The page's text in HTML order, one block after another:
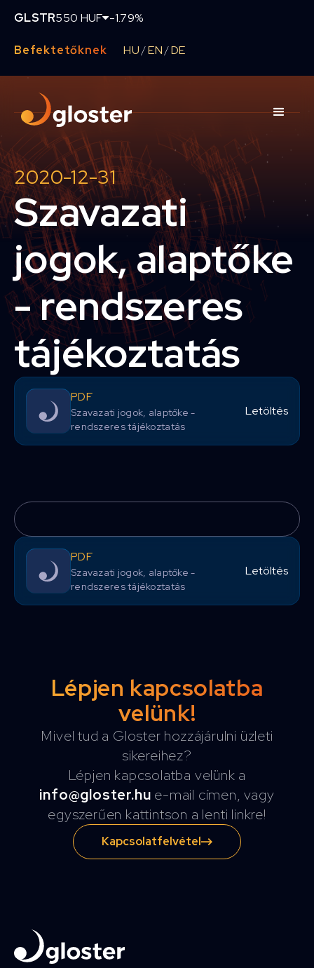
GLSTR550 HUF -1.79%
Befektetőknek HU /EN /DE
2020-12-31
Szavazati
jogok, alaptőke
- rendszeres
tájékoztatás
PDF
Szavazati jogok, alaptőke -
rendszeres tájékoztatás
Letöltés
PDF
Szavazati jogok, alaptőke -
rendszeres tájékoztatás
Letöltés
Lépjen kapcsolatba
velünk!
Mivel tud a Gloster hozzájárulni üzleti
sikereihez?
Lépjen kapcsolatba velünk a
info@gloster.hu e-mail címen, vagy
egyszerűen kattintson a lenti linkre!
Kapcsolatfelvétel